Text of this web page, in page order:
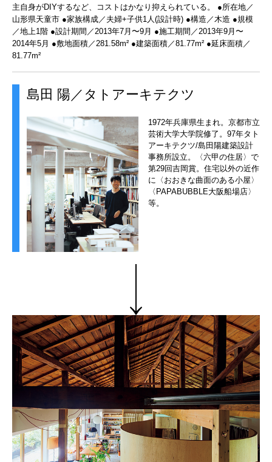
主自身がDIYするなど、コストはかなり抑えられている。 ●所在地／
山形県天童市 ●家族構成／夫婦+子供1人(設計時) ●構造／木造 ●規模
／地上1階 ●設計期間／2013年7月〜9月 ●施工期間／2013年9月〜
2014年5月 ●敷地面積／281.58m² ●建築面積／81.77m² ●延床面積／
81.77m²
島田 陽／タトアーキテクツ
1972年兵庫県生まれ。京都市立
芸術大学大学院修了。97年タト
アーキテクツ/島田陽建築設計
事務所設立。〈六甲の住居〉で
第29回吉岡賞。住宅以外の近作
に〈おおきな曲面のある小屋〉
〈PAPABUBBLE大阪船場店〉
等。